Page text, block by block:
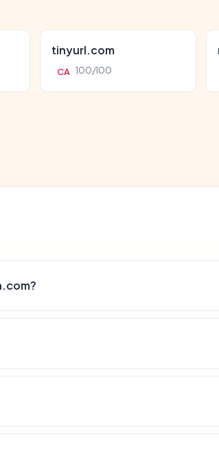
tinyurl.com
CA 100/100